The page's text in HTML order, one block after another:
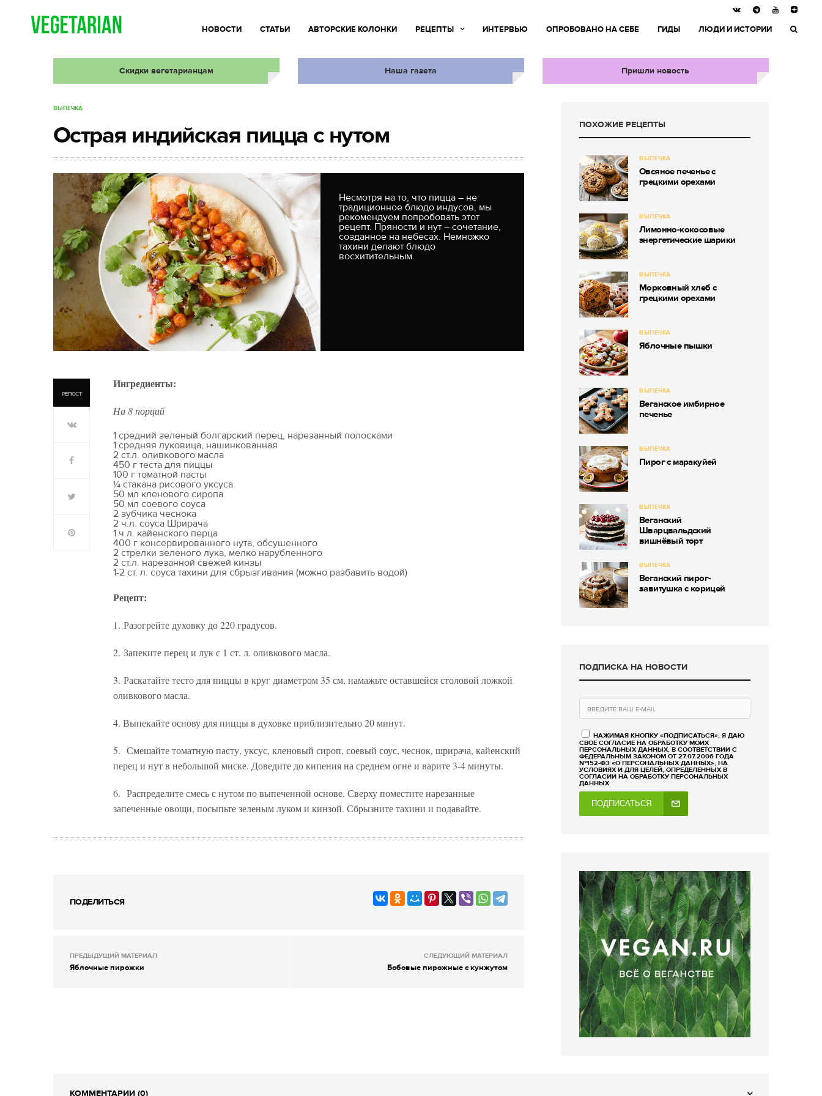
НОВОСТИ СТАТЬИ АВТОРСКИЕ КОЛОНКИ РЕЦЕПТЫ ИНТЕРВЬЮ ОПРОБОВАНО НА СЕБЕ ГИДЫ ЛЮДИ И ИСТОРИИ
Скидки вегетарианцам Наша газета Пришли новость
ВЫПЕЧКА
Острая индийская пицца с нутом
Несмотря на то, что пицца – не
традиционное блюдо индусов, мы
рекомендуем попробовать этот
рецепт. Пряности и нут – сочетание,
созданное на небесах. Немножко
тахини делают блюдо
восхитительным.
РЕПОСТ
Ингредиенты:
На 8 порций
1 средний зеленый болгарский перец, нарезанный полосками
1 средняя луковица, нашинкованная
2 ст.л. оливкового масла
450 г теста для пиццы
100 г томатной пасты
¼ стакана рисового уксуса
50 мл кленового сиропа
50 мл соевого соуса
2 зубчика чеснока
2 ч.л. соуса Шрирача
1 ч.л. кайенского перца
400 г консервированного нута, обсушенного
2 стрелки зеленого лука, мелко нарубленного
2 ст.л. нарезанной свежей кинзы
1-2 ст. л. соуса тахини для сбрызгивания (можно разбавить водой)
Рецепт:
1. Разогрейте духовку до 220 градусов.
2. Запеките перец и лук с 1 ст. л. оливкового масла.
3. Раскатайте тесто для пиццы в круг диаметром 35 см, намажьте оставшейся столовой ложкой
оливкового масла.
4. Выпекайте основу для пиццы в духовке приблизительно 20 минут.
5. Смешайте томатную пасту, уксус, кленовый сироп, соевый соус, чеснок, шрирача, кайенский
перец и нут в небольшой миске. Доведите до кипения на среднем огне и варите 3-4 минуты.
6. Распределите смесь с нутом по выпеченной основе. Сверху поместите нарезанные
запеченные овощи, посыпьте зеленым луком и кинзой. Сбрызните тахини и подавайте.
ПОДЕЛИТЬСЯ
ПРЕДЫДУЩИЙ МАТЕРИАЛ
Яблочные пирожки
СЛЕДУЮЩИЙ МАТЕРИАЛ
Бобовые пирожные с кунжутом
ПОХОЖИЕ РЕЦЕПТЫ
ВЫПЕЧКА
Овсяное печенье с
грецкими орехами
ВЫПЕЧКА
Лимонно-кокосовые
энергетические шарики
ВЫПЕЧКА
Морковный хлеб с
грецкими орехами
ВЫПЕЧКА
Яблочные пышки
ВЫПЕЧКА
Веганское имбирное
печенье
ВЫПЕЧКА
Пирог с маракуйей
ВЫПЕЧКА
Веганский
Шварцвальдский
вишнёвый торт
ВЫПЕЧКА
Веганский пирог-
завитушка с корицей
ПОДПИСКА НА НОВОСТИ
НАЖИМАЯ КНОПКУ «ПОДПИСАТЬСЯ», Я ДАЮ
СВОЕ СОГЛАСИЕ НА ОБРАБОТКУ МОИХ
ПЕРСОНАЛЬНЫХ ДАННЫХ, В СООТВЕТСТВИИ С
ФЕДЕРАЛЬНЫМ ЗАКОНОМ ОТ 27.07.2006 ГОДА
№152-ФЗ «О ПЕРСОНАЛЬНЫХ ДАННЫХ», НА
УСЛОВИЯХ И ДЛЯ ЦЕЛЕЙ, ОПРЕДЕЛЕННЫХ В
СОГЛАСИИ НА ОБРАБОТКУ ПЕРСОНАЛЬНЫХ
ДАННЫХ
ПОДПИСАТЬСЯ
КОММЕНТАРИИ (0)